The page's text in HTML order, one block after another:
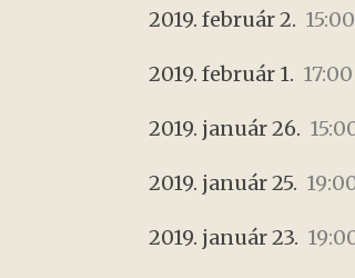
2019. február 2. 15:00
2019. február 1. 17:00
2019. január 26.
2019. január 25.
2019. január 23.